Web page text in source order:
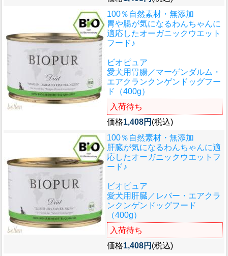
100％自然素材・無添加
胃や腸が気になるわんちゃんに
適応したオーガニックウエット
フード♪
ビオピュア
愛犬用胃腸／マーゲンダルム・
エアクランクンゲンドッグフー
ド（400g）
入荷待ち
価格1,408円 (税込)
100％自然素材・無添加
肝臓が気になるわんちゃんに適
応したオーガニックウエットフ
ード♪
ビオピュア
愛犬用肝臓／レバー・エアクラ
ンクンゲンドッグフード
（400g）
入荷待ち
価格1,408円 (税込)